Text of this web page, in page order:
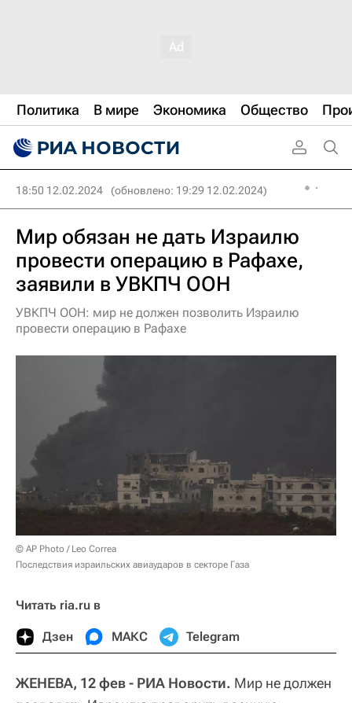
Политика В мире Экономика Общество
18:50 12.02.2024 (обновлено: 19:29 12.02.2024)
Мир обязан не дать Израилю
провести операцию в Рафахе,
заявили в УВКПЧ ООН
УВКПЧ ООН: мир не должен позволить Израилю
провести операцию в Рафахе
© AP Photo / Leo Correa
Последствия израильских авиаударов в секторе Газа
Читать ria.ru в
Дзен МАКС Telegram
ЖЕНЕВА, 12 фев - РИА Новости. Мир не должен